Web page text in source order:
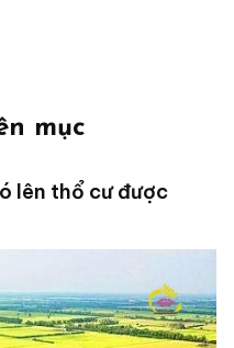
mục
lên thổ cư được